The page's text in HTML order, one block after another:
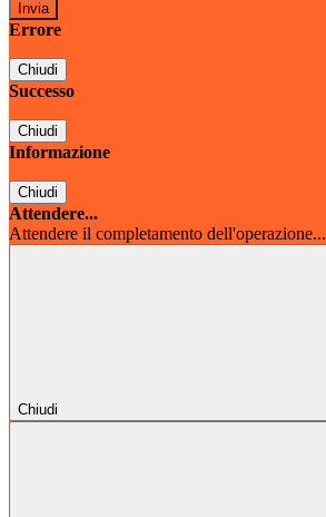
Errore
Chiudi
Successo
Chiudi
Informazione
Chiudi
Attendere...
Attendere il completamento dell'operazione...
Chiudi